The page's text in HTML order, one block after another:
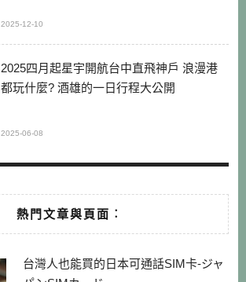
2025-12-10
2025四月起星宇開航台中直飛神戶 浪漫港
都玩什麼? 酒雄的一日行程大公開
2025-06-08
熱門文章與頁面︰
台灣人也能買的日本可通話SIM卡-ジャ